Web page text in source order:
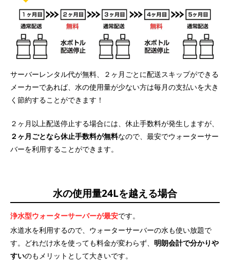
サーバーレンタル代が無料、２ヶ月ごとに配送スキップができる
メーカーであれば、水の使用量が少ない方は毎月の支払いを大き
く節約することができます！
２ヶ月以上配送停止する場合には、休止手数料が発生しますが、
２ヶ月ごとなら休止手数料が無料なので、最安でウォーターサー
バーを利用することができます。
水の使用量24Lを越える場合
浄水型ウォーターサーバーが最安です。
水道水を利用するので、ウォーターサーバーの水も使い放題で
す。どれだけ水を使っても料金が変わらず、 明朗会計で分かりや
すいのもメリットとして大きいです。